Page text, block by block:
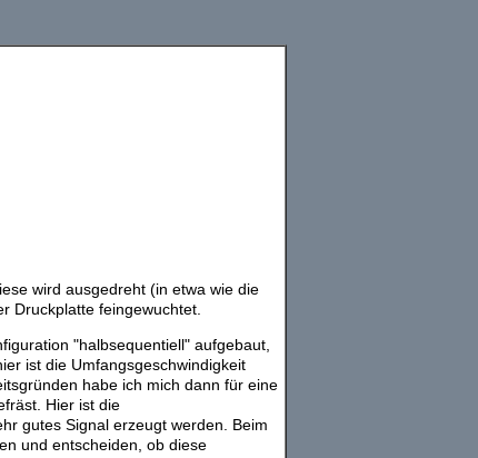
wird ausgedreht (in etwa wie die
Druckplatte feingewuchtet.
"halbsequentiell" aufgebaut,
ist die Umfangsgeschwindigkeit
habe ich mich dann für eine
Hier ist die
gutes Signal erzeugt werden. Beim
und entscheiden, ob diese